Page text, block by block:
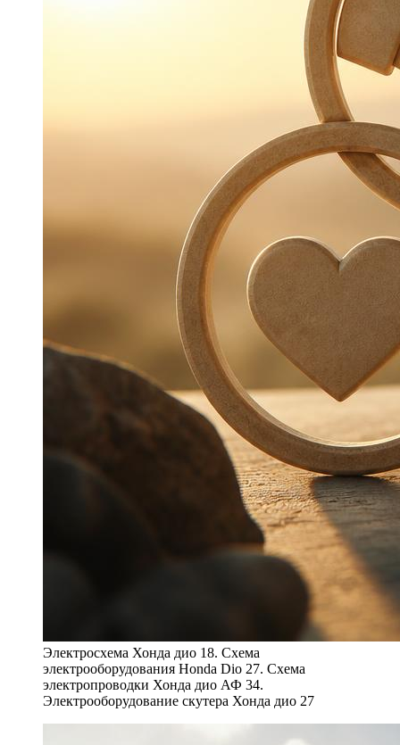
Электросхема Хонда дио 18. Схема
электрооборудования Honda Dio 27. Схема
электропроводки Хонда дио АФ 34.
Электрооборудование скутера Хонда дио 27